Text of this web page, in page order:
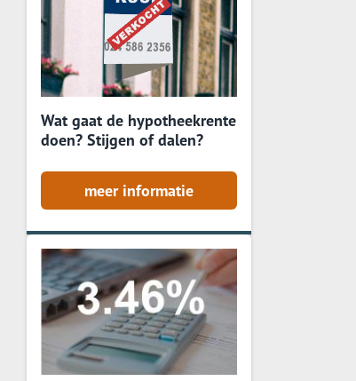
Wat gaat de hypotheekrente
doen? Stijgen of dalen?
meer informatie